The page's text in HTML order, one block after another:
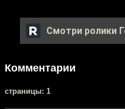
Смотри ролики
Комментарии
cтраницы: 1